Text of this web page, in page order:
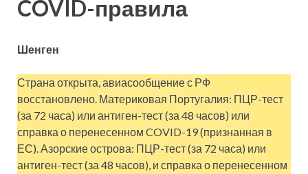
COVID-правила
Шенген
Страна открыта, авиасообщение с РФ
восстановлено. Материковая Португалия: ПЦР-тест
(за 72 часа) или антиген-тест (за 48 часов) или
справка о перенесенном COVID-19 (признанная в
ЕС). Азорские острова: ПЦР-тест (за 72 часа) или
антиген-тест (за 48 часов), и справка о перенесенном